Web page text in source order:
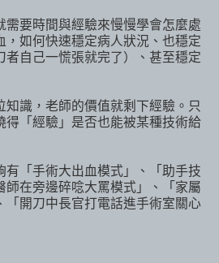
需要時間與經驗來慢慢學會怎麼處
，如何快速穩定病人狀況、也穩定
者自己一慌張就完了）、甚至穩定
知識，老師的價值就剩下經驗。只
得「經驗」是否也能被某種技術給
有「手術大出血模式」、「助手技
師在旁邊碎唸大罵模式」、「家屬
「開刀中長官打電話進手術室關心